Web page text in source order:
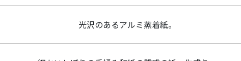
光沢のあるアルミ蒸着紙。